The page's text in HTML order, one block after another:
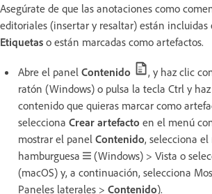
Asegúrate de que las anotaciones como
editoriales (insertar y resaltar) están incluidas
Etiquetas o están marcadas como artefactos.
Abre el panel Contenido
, y haz clic
ratón (Windows) o pulsa la tecla Ctrl y
contenido que quieras marcar como
selecciona Crear artefacto en el menú
mostrar el panel Contenido, selecciona
hamburguesa
(Windows) > Vista o
(macOS) y, a continuación, selecciona
Paneles laterales > Contenido).